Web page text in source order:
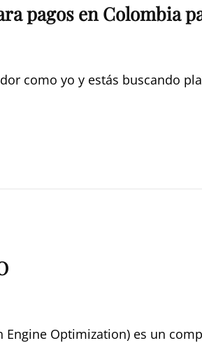
pagos en Colombia
como yo y estás buscando
Engine Optimization) es un